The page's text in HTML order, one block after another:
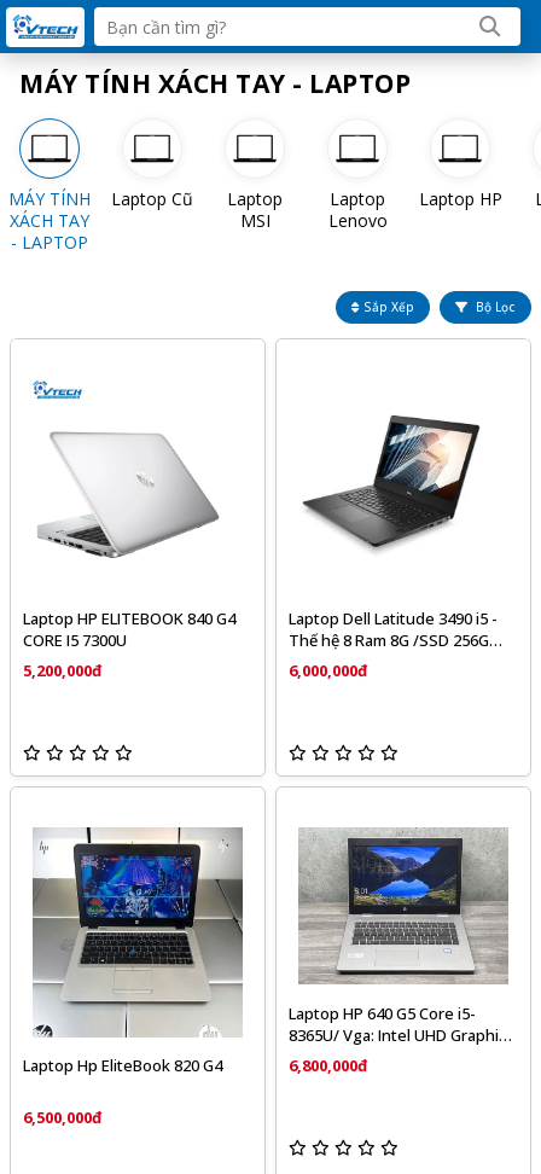
MÁY TÍNH XÁCH TAY - LAPTOP
MÁY TÍNH
XÁCH TAY
- LAPTOP
Laptop Cũ
Laptop
MSI
Laptop
Lenovo
Laptop HP
Sắp Xếp Bộ Lọc
Laptop HP ELITEBOOK 840 G4
CORE I5 7300U
5,200,000đ
Laptop Dell Latitude 3490 i5 -
Thế hệ 8 Ram 8G /SSD 256G
/MH 14.0"
6,000,000đ
Laptop Hp EliteBook 820 G4
6,500,000đ
Laptop HP 640 G5 Core i5-
8365U/ Vga: Intel UHD Graphics
620/ Ram: 8GB DDR4 / SSD:
256GB / Màn hình 14inch FHD
6,800,000đ